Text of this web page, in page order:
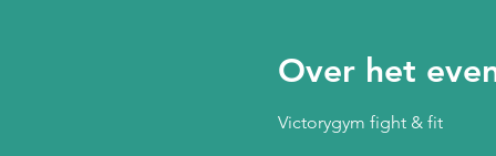
Over het
Victorygym fight & fit